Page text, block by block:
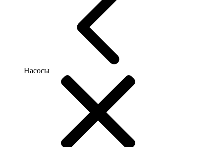
Насосы